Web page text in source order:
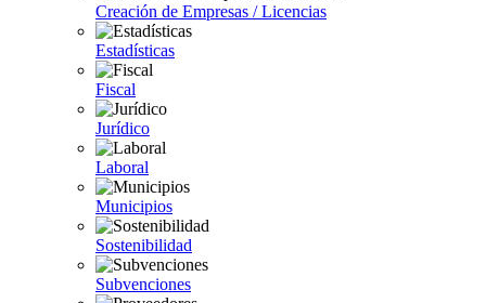
Creación de Empresas / Licencias
Estadísticas
Fiscal
Jurídico
Laboral
Municipios
Sostenibilidad
Subvenciones